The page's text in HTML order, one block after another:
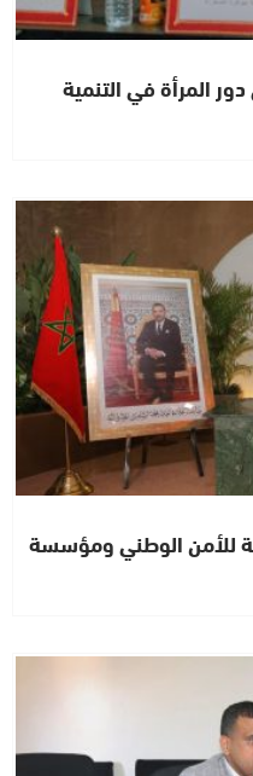
المرأة في التنمية
للأمن الوطني ومؤسسة